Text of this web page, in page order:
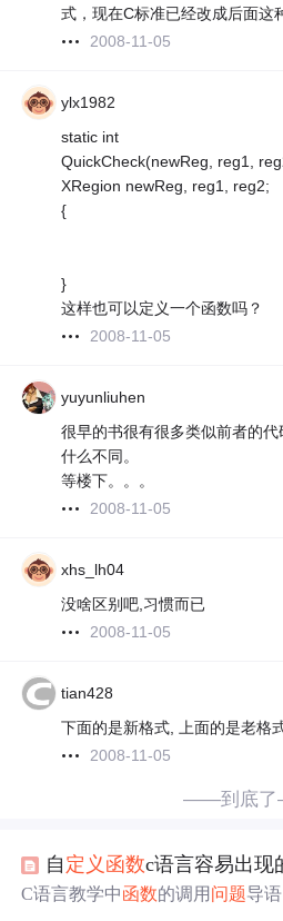
式，现在C标准已经改成后面这
2008-11-05
ylx1982
static int
QuickCheck(newReg, reg1,
XRegion newReg, reg1, reg2;
{
}
这样也可以定义一个函数吗？
2008-11-05
yuyunliuhen
很早的书很有很多类似前者的
什么不同。
等楼下。。。
2008-11-05
xhs_lh04
没啥区别吧,习惯而已
2008-11-05
tian428
下面的是新格式, 上面的是老格
2008-11-05
——到底
自 定义 函数c语言容易出现
C语言教学中函数的调用 问题导